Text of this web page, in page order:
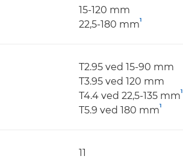
15-120 mm
22,5-180 mm1
T2.95 ved 15-90 mm
T3.95 ved 120 mm
T4.4 ved 22,5-135 mm1
T5.9 ved 180 mm1
11